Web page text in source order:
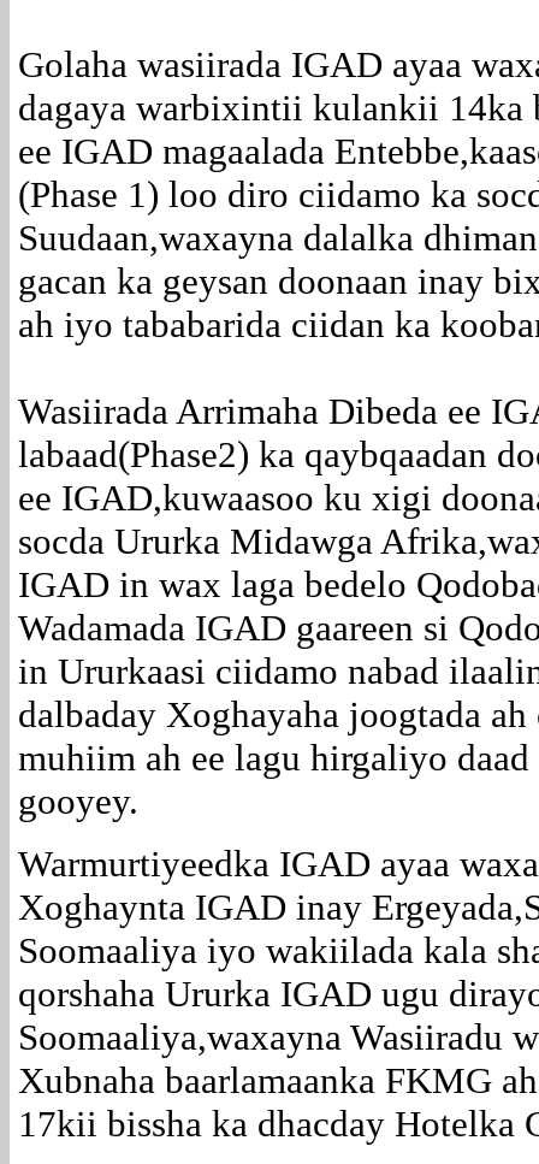
Golaha wasiirada IGAD ayaa
dagaya warbixintii kulankii 14ka
ee IGAD magaalada
(Phase 1) loo diro ciidamo ka
Suudaan,waxayna dalalka
gacan ka geysan doonaan inay
ah iyo tababarida ciidan ka
Wasiirada Arrimaha Dibeda ee
labaad(Phase2) ka qaybqaadan
ee IGAD,kuwaasoo ku xigi
socda Ururka Midawga
IGAD in wax laga bedelo
Wadamada IGAD gaareen si
in Ururkaasi ciidamo nabad
dalbaday Xoghayaha joogtada
muhiim ah ee lagu hirgaliyo
gooyey.
Warmurtiyeedka IGAD ayaa
Xoghaynta IGAD inay
Soomaaliya iyo wakiilada kala
qorshaha Ururka IGAD ugu
Soomaaliya,waxayna Wasiiradu
Xubnaha baarlamaanka FKMG
17kii bissha ka dhacday Hotelka